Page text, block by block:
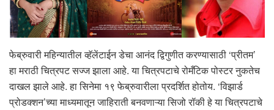
फेब्रुवारी महिन्यातील व्हॅलेंटाईन डेचा आनंद द्विगुणीत करण्यासाठी ‘प्रीतम’
हा मराठी चित्रपट सज्ज झाला आहे. या चित्रपटाचे रोमँटिक पोस्टर नुकतेच
दाखल झाले आहे. हा सिनेमा १९ फेब्रुवारीला प्रदर्शित होतोय. ‘विझार्ड
प्रोडक्शन’च्या माध्यमातून जाहिराती बनवणाऱ्या सिजो रॉकी हे या चित्रपटाचे